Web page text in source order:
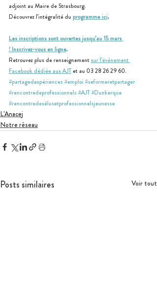
adjoint au Maire de Strasbourg.
Découvrez l’intégralité du programme ici.
Les inscriptions sont ouvertes jusqu’au 15 mars
! Inscrivez-vous en ligne.
Retrouvez plus de renseignement sur l’évènement
Facebook dédiée aux AJT et au 03 28 26 29 60.
#partagedexpériences#emploi #seformeretpartager
#rencontredeprofessionnels#AJT#Dunkerque
#rencontredesélusetprofessionnelsjeunesse
L'Anacej
Notre réseau
Posts similaires Voir tout